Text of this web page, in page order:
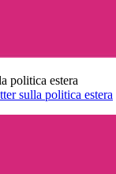
politica estera
sulla politica estera